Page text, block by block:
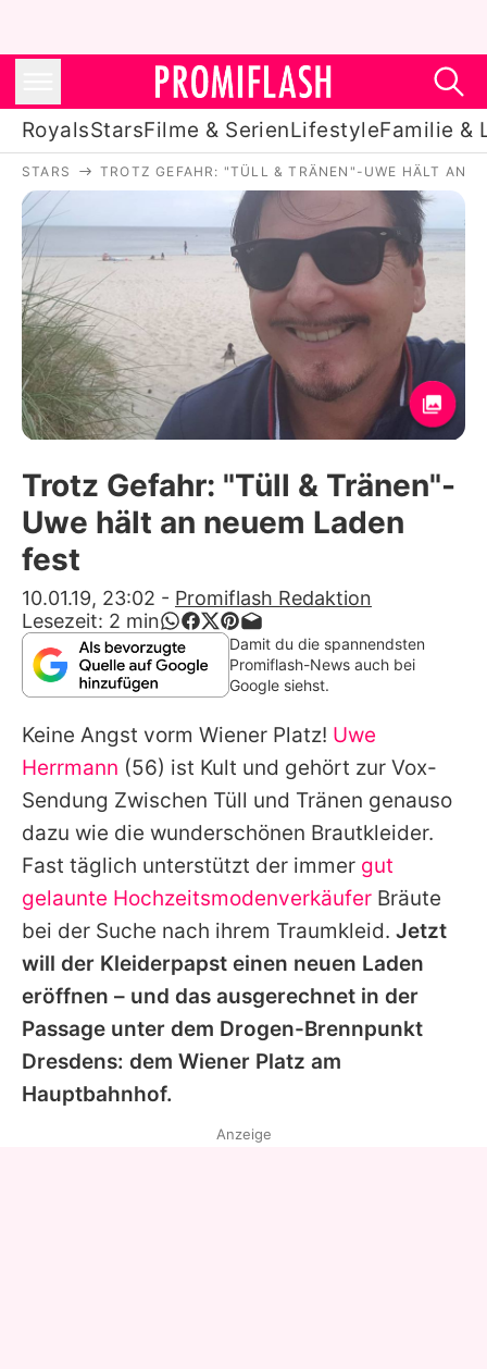
RoyalsStarsFilme & SerienLifestyleFamilie &
Royals
Stars
Filme & Serien
Lifestyle
Familie & Liebe
Promiflash Exklusiv
Alle Themen auf Promiflash
App runterladen
Team
Redaktionelle Richtlinien
Impressum
Datenschutzerklärung
Nutzungsbedingungen
Utiq verwalten
STARS TROTZ GEFAHR: "TÜLL & TRÄNEN"-UWE HÄLT AN
Trotz Gefahr: "Tüll & Tränen"-
Uwe hält an neuem Laden
fest
10.01.19, 23:02 - Promiflash Redaktion
Lesezeit: 2 min
Damit du die spannendsten
Promiflash-News auch bei
Google siehst.
Keine Angst vorm Wiener Platz! Uwe
Herrmann (56) ist Kult und gehört zur Vox-
Sendung Zwischen Tüll und Tränen genauso
dazu wie die wunderschönen Brautkleider.
Fast täglich unterstützt der immer gut
gelaunte Hochzeitsmodenverkäufer Bräute
bei der Suche nach ihrem Traumkleid. Jetzt
will der Kleiderpapst einen neuen Laden
eröffnen – und das ausgerechnet in der
Passage unter dem Drogen-Brennpunkt
Dresdens: dem Wiener Platz am
Hauptbahnhof.
Anzeige